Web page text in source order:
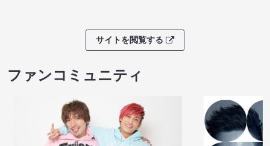
サイトを閲覧する
ファンコミュニティ